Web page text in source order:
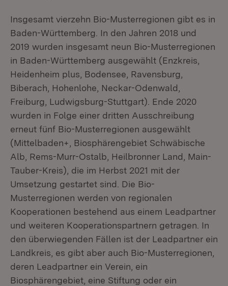
Insgesamt vierzehn Bio-Musterregionen gibt es in
Baden-Württemberg. In den Jahren 2018 und
2019 wurden insgesamt neun Bio-Musterregionen
in Baden-Württemberg ausgewählt (Enzkreis,
Heidenheim plus, Bodensee, Ravensburg,
Biberach, Hohenlohe, Neckar-Odenwald,
Freiburg, Ludwigsburg-Stuttgart). Ende 2020
wurden in Folge einer dritten Ausschreibung
erneut fünf Bio-Musterregionen ausgewählt
(Mittelbaden+, Biosphärengebiet Schwäbische
Alb, Rems-Murr-Ostalb, Heilbronner Land, Main-
Tauber-Kreis), die im Herbst 2021 mit der
Umsetzung gestartet sind. Die Bio-
Musterregionen werden von regionalen
Kooperationen bestehend aus einem Leadpartner
und weiteren Kooperationspartnern getragen. In
den überwiegenden Fällen ist der Leadpartner ein
Landkreis, es gibt aber auch Bio-Musterregionen,
deren Leadpartner ein Verein, ein
Biosphärengebiet, eine Stiftung oder ein